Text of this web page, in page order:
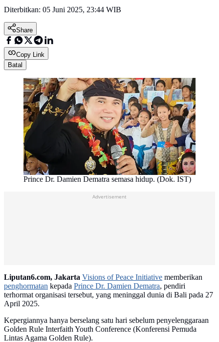
Diterbitkan: 05 Juni 2025, 23:44 WIB
Share
Copy Link
Batal
Prince Dr. Damien Dematra semasa hidup. (Dok. IST)
Advertisement
Liputan6.com, Jakarta Visions of Peace Initiative memberikan
penghormatan kepada Prince Dr. Damien Dematra, pendiri
terhormat organisasi tersebut, yang meninggal dunia di Bali pada 27
April 2025.
Kepergiannya hanya berselang satu hari sebelum penyelenggaraan
Golden Rule Interfaith Youth Conference (Konferensi Pemuda
Lintas Agama Golden Rule).